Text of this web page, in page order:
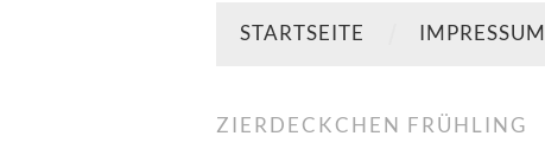
STARTSEITE IMPRESSUM
ZIERDECKCHEN FRÜHLING